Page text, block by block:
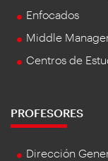
Enfocados
Middle
Centros de
PROFESORES
Dirección